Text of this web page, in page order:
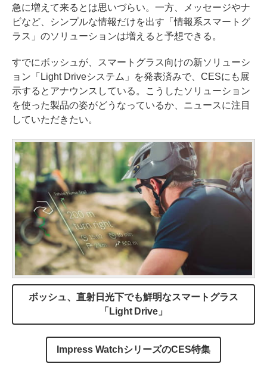
急に増えて来るとは思いづらい。一方、メッセージやナ
ビなど、シンプルな情報だけを出す「情報系スマートグ
ラス」のソリューションは増えると予想できる。
すでにボッシュが、スマートグラス向けの新ソリューシ
ョン「Light Driveシステム」を発表済みで、CESにも展
示するとアナウンスしている。こうしたソリューション
を使った製品の姿がどうなっているか、ニュースに注目
していただきたい。
ボッシュ、直射日光下でも鮮明なスマートグラス
「Light Drive」
Impress WatchシリーズのCES特集